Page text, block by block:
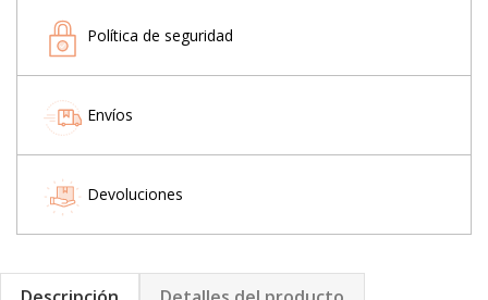
Política de seguridad
Envíos
Devoluciones